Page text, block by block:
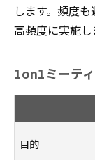
します。頻度
高頻度に実施し
1on1ミーテ
目的